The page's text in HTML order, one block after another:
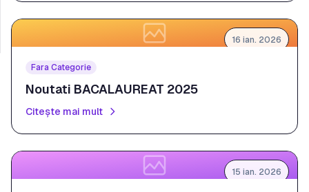
16 ian. 2026
Fara Categorie
Noutati BACALAUREAT 2025
Citește mai mult
15 ian. 2026